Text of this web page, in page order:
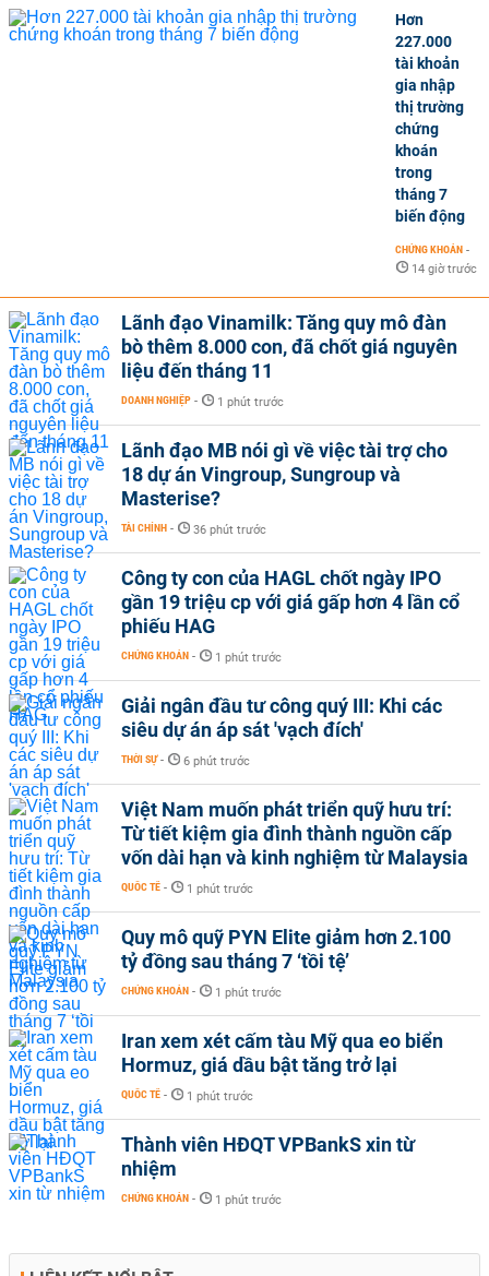
Hơn
227.000
tài khoản
gia nhập
thị trường
chứng
khoán
trong
tháng 7
biến động
CHỨNG KHOÁN -
14 giờ trước
Lãnh đạo Vinamilk: Tăng quy mô đàn
bò thêm 8.000 con, đã chốt giá nguyên
liệu đến tháng 11
DOANH NGHIỆP - 1 phút trước
Lãnh đạo MB nói gì về việc tài trợ cho
18 dự án Vingroup, Sungroup và
Masterise?
TÀI CHÍNH - 36 phút trước
Công ty con của HAGL chốt ngày IPO
gần 19 triệu cp với giá gấp hơn 4 lần cổ
phiếu HAG
CHỨNG KHOÁN - 1 phút trước
Giải ngân đầu tư công quý III: Khi các
siêu dự án áp sát 'vạch đích'
THỜI SỰ - 6 phút trước
Việt Nam muốn phát triển quỹ hưu trí:
Từ tiết kiệm gia đình thành nguồn cấp
vốn dài hạn và kinh nghiệm từ Malaysia
QUỐC TẾ - 1 phút trước
Quy mô quỹ PYN Elite giảm hơn 2.100
tỷ đồng sau tháng 7 ‘tồi tệ’
CHỨNG KHOÁN - 1 phút trước
Iran xem xét cấm tàu Mỹ qua eo biển
Hormuz, giá dầu bật tăng trở lại
QUỐC TẾ - 1 phút trước
Thành viên HĐQT VPBankS xin từ
nhiệm
CHỨNG KHOÁN - 1 phút trước